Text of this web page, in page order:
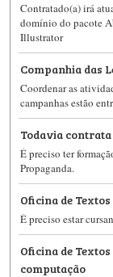
Contratado(a) irá
domínio do pacote
Illustrator
Companhia das
Coordenar as
campanhas estão
Todavia
É preciso ter
Propaganda.
Oficina de
É preciso estar
Oficina de
computação